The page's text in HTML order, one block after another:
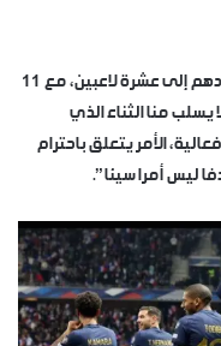
مدرب فرنسا: “تقلص عددهم إلى عشرة لاعبين، مع 11
يسلب منا الثناء الذي
الأمر يتعلق باحترام